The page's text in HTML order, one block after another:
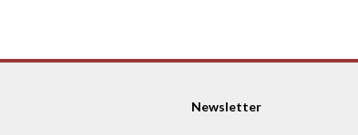
Newsletter